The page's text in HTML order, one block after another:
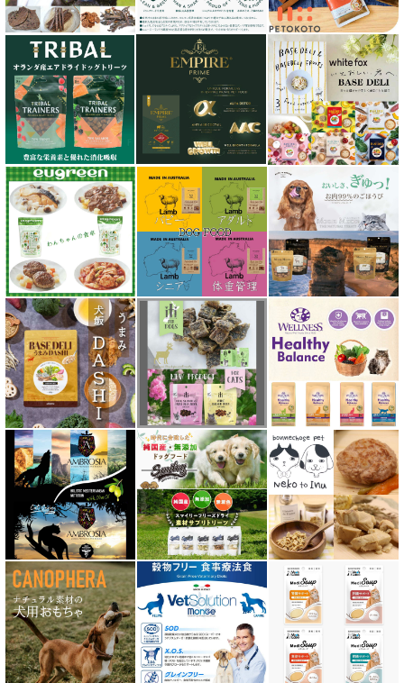
シグネチャー７（Signature7）正規輸入品
シシア Schesir
獣医さん推奨シリーズ
シルクフル SILKFULL
ジーランディア Zealandia
スマイリー Smiley
ソウルメイト SoulMate
ソリッドゴールド Solid Gold
ディアブロ（Deer Blow）
テラカニス TerraCanis
テラフェリス TerraFelis
テラカニス ハーバルヒーローズ
トライバル TRIBAL
ナチュラルコード NATURAL CODE
ナチュラルハーベスト Natural Harvest
Nanki Japan ナンキジャパン
ニュートライプ NUTRIPE